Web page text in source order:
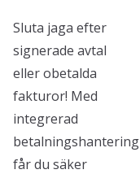
Sluta jaga efter
signerade avtal
eller obetalda
fakturor! Med
integrerad
betalningshantering
får du säker